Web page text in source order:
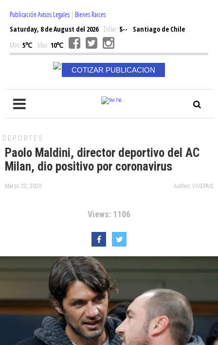
Publicación Avisos Legales | Bienes Raices
Saturday, 8 de August del 2026Dólar: $--
Santiago de Chile
Min: 5℃ Max: 10℃
COTIZAR PUBLICACION
DEPORTES
Paolo Maldini, director deportivo del AC
Milan, dio positivo por coronavirus
Marzo 22, 2020 Author: VIVEPAIS
Views: 1106